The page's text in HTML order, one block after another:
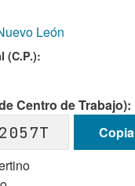
León
(C.P.):
Centro de Trabajo):